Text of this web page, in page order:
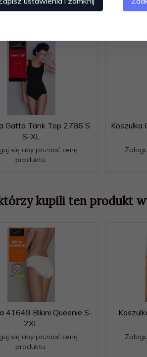
Polecamy
Gatta Tank Top 2786 S
S-XL
się aby poznać cenę
produktu.
Koszulka
kupili ten produkt
41649 Bikini Queenie S-
2XL
się aby poznać cenę
produktu.